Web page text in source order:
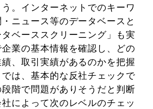
。インターネットでのキーワ
ニュース等のデータベースと
ベーススクリーニング」も実
業の基本情報を確認し、どの
、取引実績があるのかを把握
では、基本的な反社チェックで
階で問題がありそうだと判断
によって次のレベルのチェッ